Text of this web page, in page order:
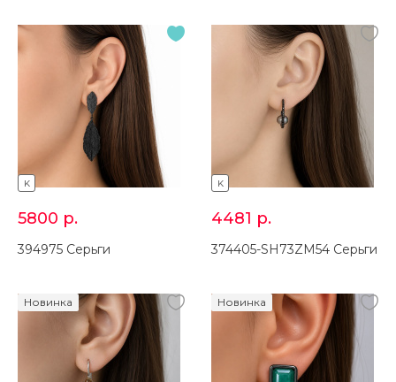
K
5800 р.
394975 Серьги
K
4481 р.
374405-SH73ZM54 Серьги
Новинка Новинка